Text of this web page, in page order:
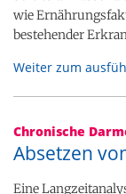
wie
bestehender
Weiter zum
Chronische
Absetzen
Eine